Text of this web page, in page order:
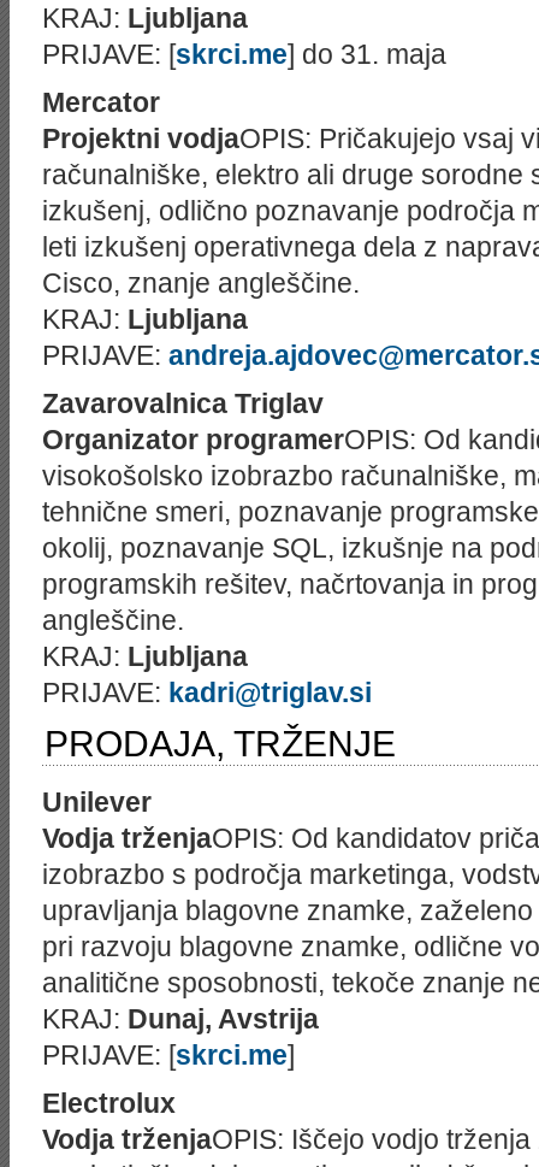
KRAJ: Ljubljana
PRIJAVE: [skrci.me] do 31. maja
Mercator
Projektni vodjaOPIS: Pričakujejo vsaj
računalniške, elektro ali druge sorodne
izkušenj, odlično poznavanje področja
leti izkušenj operativnega dela z
Cisco, znanje angleščine.
KRAJ: Ljubljana
PRIJAVE:
Zavarovalnica Triglav
Organizator programerOPIS: Od
visokošolsko izobrazbo računalniške,
tehnične smeri, poznavanje
okolij, poznavanje SQL, izkušnje na
programskih rešitev, načrtovanja in
angleščine.
KRAJ: Ljubljana
PRIJAVE: kadri@triglav.si
PRODAJA, TRŽENJE
Unilever
Vodja trženjaOPIS: Od kandidatov
izobrazbo s področja marketinga,
upravljanja blagovne znamke,
pri razvoju blagovne znamke, odlične
analitične sposobnosti, tekoče znanje
KRAJ: Dunaj, Avstrija
PRIJAVE: [skrci.me]
Electrolux
Vodja trženjaOPIS: Iščejo vodjo